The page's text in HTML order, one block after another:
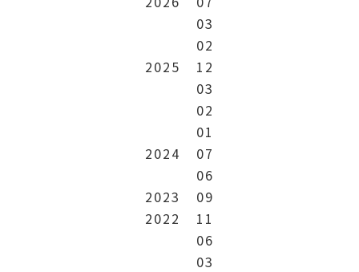
03
02
2025
12
03
02
01
2024
07
06
2023
09
2022
11
06
03